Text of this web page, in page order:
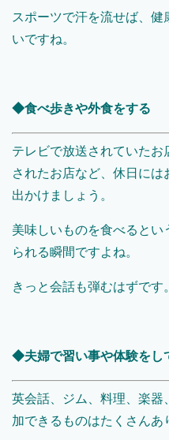
スポーツで汗を流せば、健
いですね。
◆食べ歩きや外食をする
テレビで放送されていたお
されたお店など、休日に
出かけましょう。
美味しいものを食べるとい
られる瞬間ですよね。
きっと会話も弾むはずです。
◆夫婦で習い事や体験をし
英会話、ジム、料理、楽器
加できるものはたくさんあ